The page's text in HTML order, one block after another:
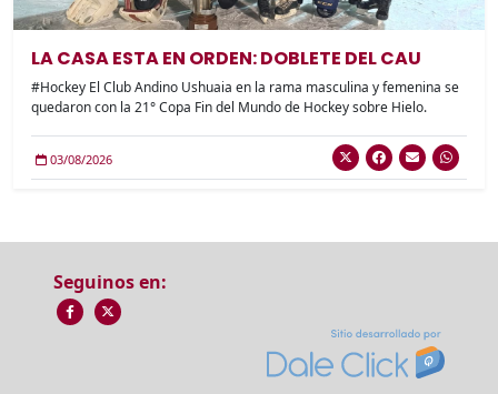
LA CASA ESTA EN ORDEN: DOBLETE DEL CAU
#Hockey El Club Andino Ushuaia en la rama masculina y femenina se
quedaron con la 21° Copa Fin del Mundo de Hockey sobre Hielo.
03/08/2026
Seguinos en: